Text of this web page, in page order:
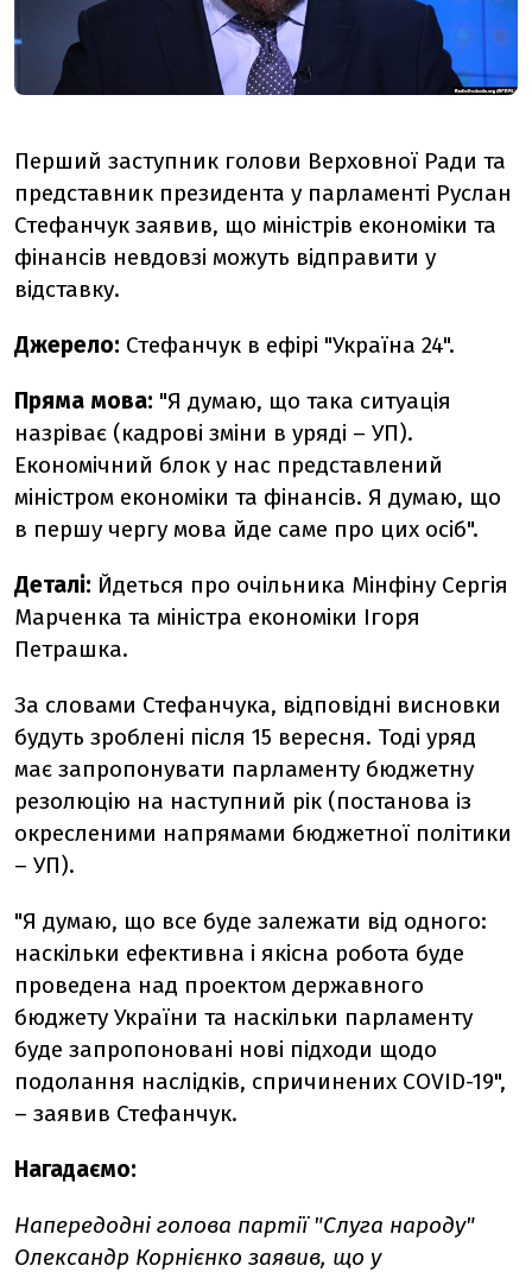
Перший заступник голови Верховної Ради та
представник президента у парламенті Руслан
Стефанчук заявив, що міністрів економіки та
фінансів невдовзі можуть відправити у
відставку.
Джерело: Стефанчук в ефірі "Україна 24".
Пряма мова: "Я думаю, що така ситуація
назріває (кадрові зміни в уряді – УП).
Економічний блок у нас представлений
міністром економіки та фінансів. Я думаю, що
в першу чергу мова йде саме про цих осіб".
Деталі: Йдеться про очільника Мінфіну Сергія
Марченка та міністра економіки Ігоря
Петрашка.
За словами Стефанчука, відповідні висновки
будуть зроблені після 15 вересня. Тоді уряд
має запропонувати парламенту бюджетну
резолюцію на наступний рік (постанова із
окресленими напрямами бюджетної політики
– УП).
"Я думаю, що все буде залежати від одного:
наскільки ефективна і якісна робота буде
проведена над проектом державного
бюджету України та наскільки парламенту
буде запропоновані нові підходи щодо
подолання наслідків, спричинених COVID-19",
– заявив Стефанчук.
Нагадаємо:
Напередодні голова партії "Слуга народу"
Олександр Корнієнко заявив, що у